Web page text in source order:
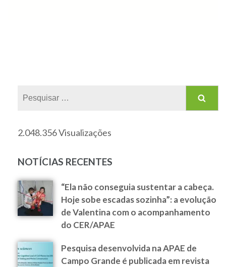
2.048.356 Visualizações
NOTÍCIAS RECENTES
“Ela não conseguia sustentar a cabeça.
Hoje sobe escadas sozinha”: a evolução
de Valentina com o acompanhamento
do CER/APAE
Pesquisa desenvolvida na APAE de
Campo Grande é publicada em revista